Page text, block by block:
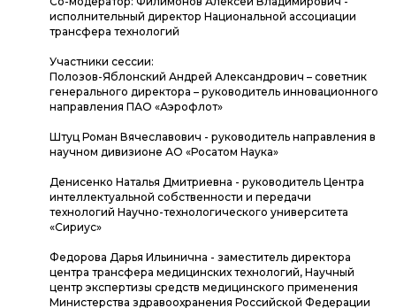
исполнительный директор Национальной ассоциации
трансфера технологий
Участники сессии:
Полозов-Яблонский Андрей Александрович – советник
генерального директора – руководитель инновационного
направления ПАО «Аэрофлот»
Штуц Роман Вячеславович - руководитель направления в
научном дивизионе АО «Росатом Наука»
Денисенко Наталья Дмитриевна - руководитель Центра
интеллектуальной собственности и передачи
технологий Научно-технологического университета
«Сириус»
Федорова Дарья Ильинична - заместитель директора
центра трансфера медицинских технологий, Научный
центр экспертизы средств медицинского применения
Министерства здравоохранения Российской Федерации